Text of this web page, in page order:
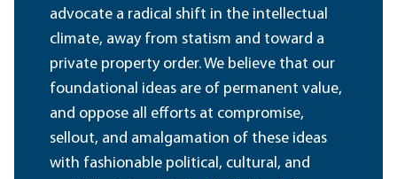
advocate a radical shift in the intellectual
climate, away from statism and toward a
private property order. We believe that our
foundational ideas are of permanent value,
and oppose all efforts at compromise,
sellout, and amalgamation of these ideas
with fashionable political, cultural, and